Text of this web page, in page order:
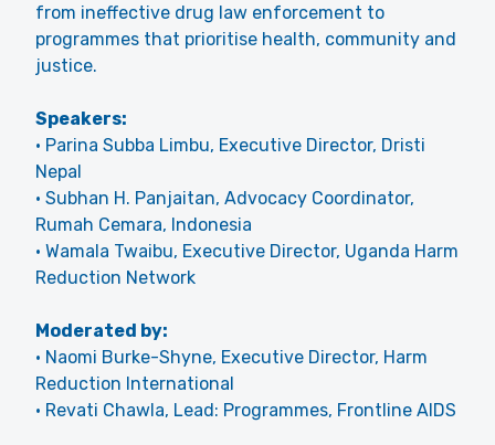
from ineffective drug law enforcement to
programmes that prioritise health, community and
justice.
Speakers:
• Parina Subba Limbu, Executive Director, Dristi
Nepal
• Subhan H. Panjaitan, Advocacy Coordinator,
Rumah Cemara, Indonesia
• Wamala Twaibu, Executive Director, Uganda Harm
Reduction Network
Moderated by:
• Naomi Burke-Shyne, Executive Director, Harm
Reduction International
• Revati Chawla, Lead: Programmes, Frontline AIDS